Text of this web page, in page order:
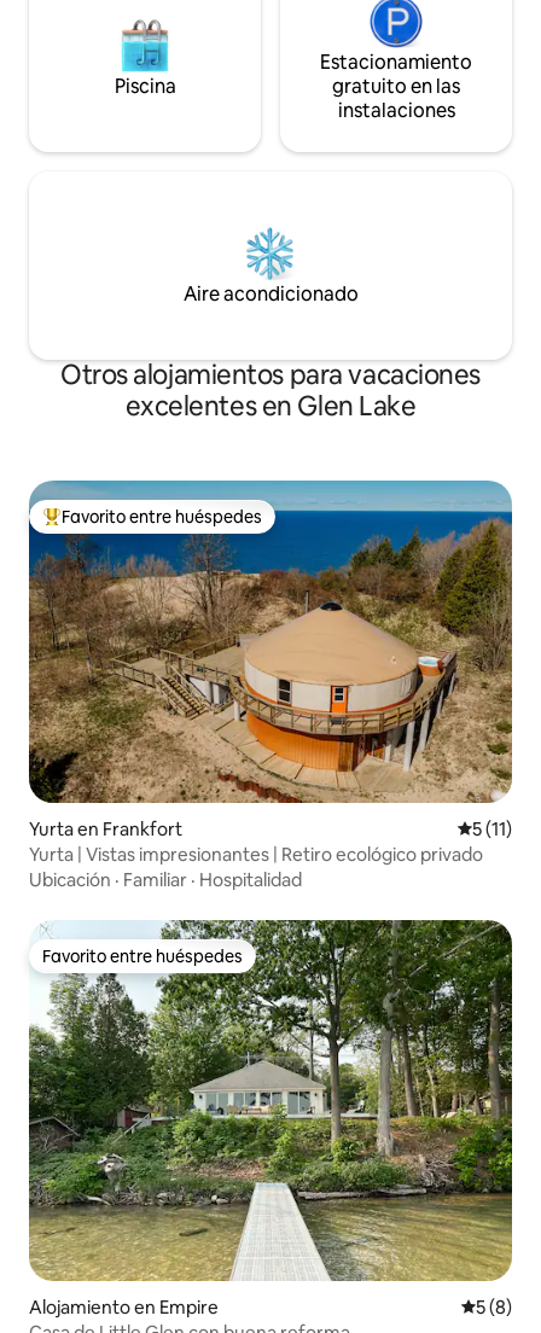
Piscina
Estacionamiento
gratuito en las
instalaciones
Aire acondicionado
Otros alojamientos para vacaciones
excelentes en Glen Lake
Favorito entre huéspedes preferido
Favorito entre huéspedes
Yurta en Frankfort
5 (11)
Yurta | Vistas impresionantes | Retiro ecológico privado
Ubicación · Familiar · Hospitalidad
Favorito entre huéspedes
Favorito entre huéspedes
Alojamiento en Empire
5 (8)